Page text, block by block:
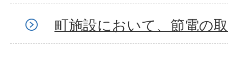
町施設において、節電の